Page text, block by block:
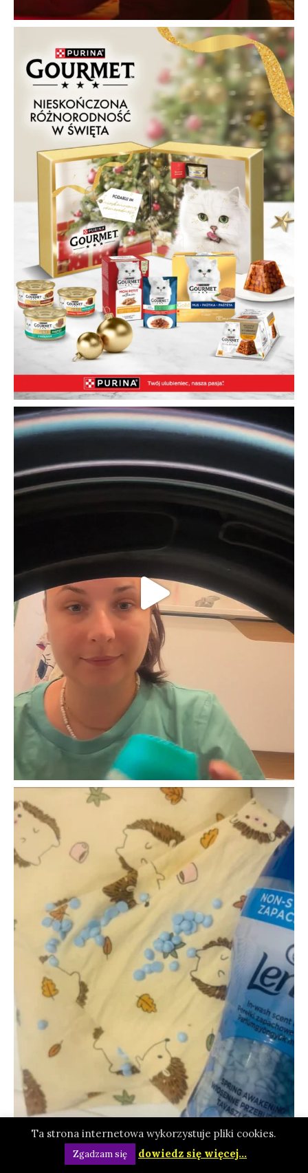
Ta strona internetowa wykorzystuje pliki cookies.
Zgadzam się dowiedz się więcej...